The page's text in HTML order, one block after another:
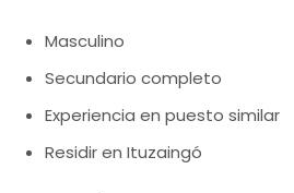
Masculino
Secundario completo
Experiencia en puesto similar
Residir en Ituzaingó